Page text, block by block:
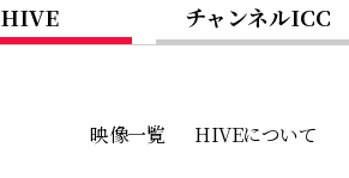
HIVE チャンネルICC
映像一覧 HIVEについて